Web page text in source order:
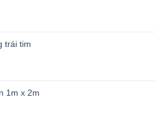
trái tim
1m x 2m